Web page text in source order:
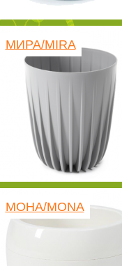
МИРА/MIRA
МОНА/MONA